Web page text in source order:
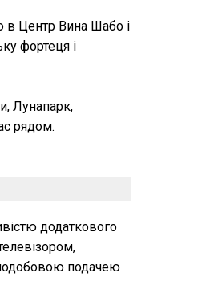
в Центр Вина Шабо і
фортеця і
Лунапарк,
рядом.
додаткового
подачею